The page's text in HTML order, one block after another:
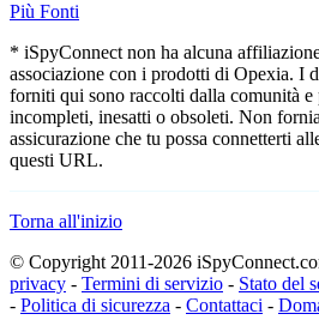
Più Fonti
* iSpyConnect non ha alcuna
associazione con i prodotti di Opexia. I
forniti qui sono raccolti dalla comunità e
incompleti, inesatti o obsoleti. Non
assicurazione che tu possa connetterti
questi URL.
Torna all'inizio
© Copyright 2011-2026
privacy - Termini di servizio - Stato del
- Politica di sicurezza - Contattaci -